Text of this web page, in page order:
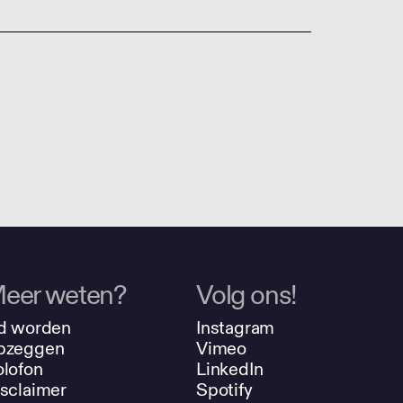
weten?
worden
Volg ons!
Instagram
Vimeo
LinkedIn
Spotify